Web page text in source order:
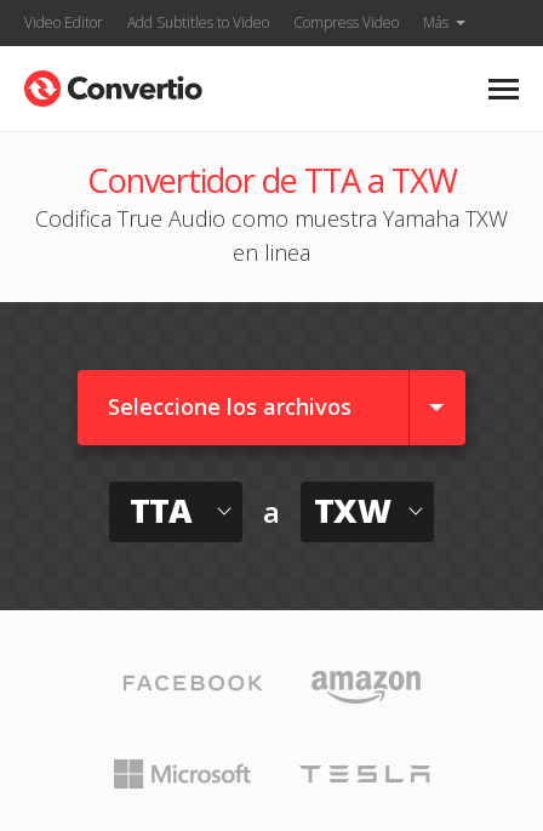
Video Editor Add Subtitles to Video Compress Video Más
Convertidor de TTA a TXW
Codifica True Audio como muestra Yamaha TXW
en linea
Seleccione los archivos
TTA a TXW